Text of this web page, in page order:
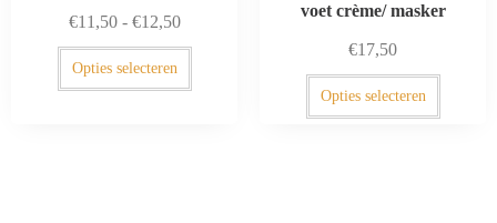
€11,50 - €12,50
Opties selecteren
voet crème/ masker
€17,50
Opties selecteren